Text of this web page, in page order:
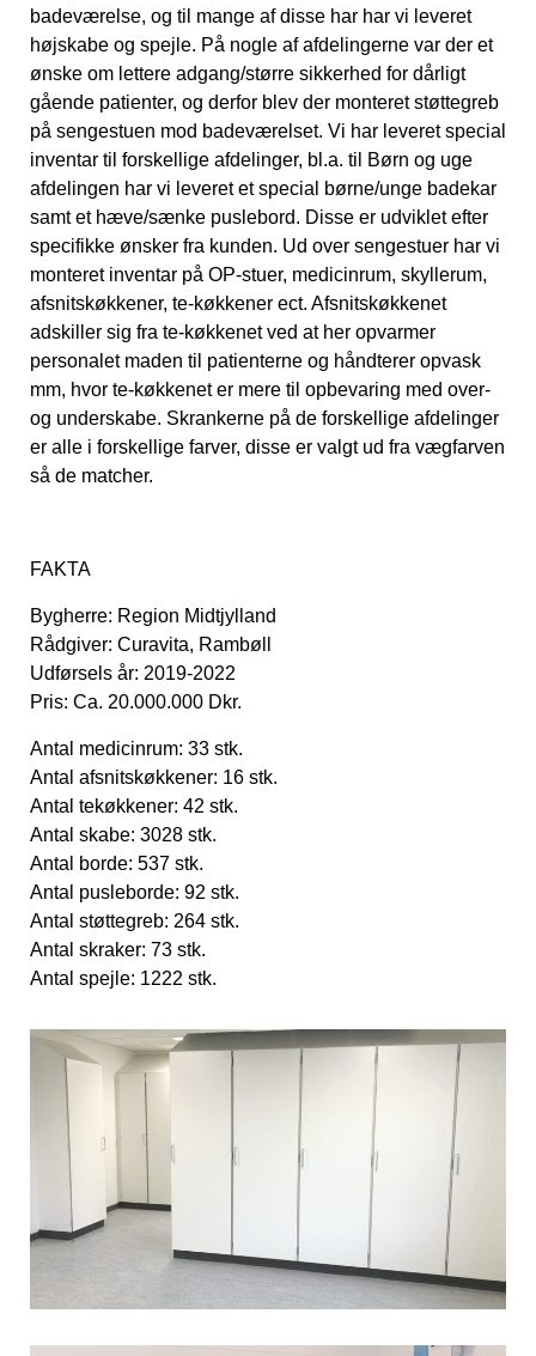
badeværelse, og til mange af disse har har vi leveret
højskabe og spejle. På nogle af afdelingerne var der et
ønske om lettere adgang/større sikkerhed for dårligt
gående patienter, og derfor blev der monteret støttegreb
på sengestuen mod badeværelset. Vi har leveret special
inventar til forskellige afdelinger, bl.a. til Børn og uge
afdelingen har vi leveret et special børne/unge badekar
samt et hæve/sænke puslebord. Disse er udviklet efter
specifikke ønsker fra kunden. Ud over sengestuer har vi
monteret inventar på OP-stuer, medicinrum, skyllerum,
afsnitskøkkener, te-køkkener ect. Afsnitskøkkenet
adskiller sig fra te-køkkenet ved at her opvarmer
personalet maden til patienterne og håndterer opvask
mm, hvor te-køkkenet er mere til opbevaring med over-
og underskabe. Skrankerne på de forskellige afdelinger
er alle i forskellige farver, disse er valgt ud fra vægfarven
så de matcher.
FAKTA
Bygherre: Region Midtjylland
Rådgiver: Curavita, Rambøll
Udførsels år: 2019-2022
Pris: Ca. 20.000.000 Dkr.
Antal medicinrum: 33 stk.
Antal afsnitskøkkener: 16 stk.
Antal tekøkkener: 42 stk.
Antal skabe: 3028 stk.
Antal borde: 537 stk.
Antal pusleborde: 92 stk.
Antal støttegreb: 264 stk.
Antal skraker: 73 stk.
Antal spejle: 1222 stk.